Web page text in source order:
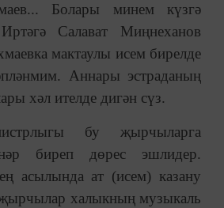
Болары минем күзгә
Салават Миңнеханов
мактаулы исем бирелде
Аннары эстраданың
хәл ителде дигән сүз.
бу җырчыларга
биреп дөрес эшлидер.
асылында ат (исем) казану
җырчылар халыкның музыкаль